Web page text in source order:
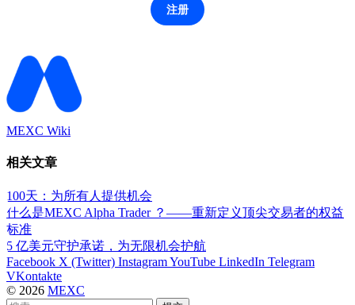
注册
MEXC Wiki
相关文章
100天：为所有人提供机会
什么是MEXC Alpha Trader ？——重新定义顶尖交易者的权益
标准
5 亿美元守护承诺，为无限机会护航
Facebook X (Twitter) InstagramYouTube LinkedIn Telegram
VKontakte
© 2026 MEXC